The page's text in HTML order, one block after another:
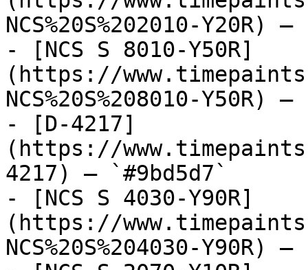
NCS%20S%202010-Y20R)
- [NCS S 8010-Y50R]
(https://
NCS%20S%208010-Y50R)
- [D-4217]
(https://
4217) — `#9bd5d7`
- [NCS S 4030-Y90R]
(https://
NCS%20S%204030-Y90R)